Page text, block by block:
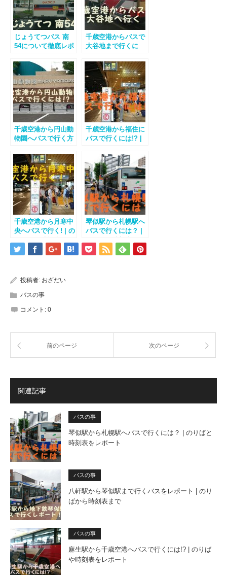
じょうてつバス 南
54について徹底レポ
千歳空港からバスで
大谷地まで行くに
時刻表まで
千歳空港から円山動
物園へバスで行く方
刻表まで
千歳空港から福住に
バスで行くには!? |
で解説!
千歳空港から月寒中
央へバスで行く! | の
解説
琴似駅から札幌駅へ
バスで行くには？ |
ポート
投稿者: おざだい
バスの事
コメント: 0
前のページ 次のページ
関連記事
バスの事
琴似駅から札幌駅へバスで行くには？ | のりばと
時刻表をレポート
バスの事
八軒駅から琴似駅まで行くバスをレポート | のり
ばから時刻表まで
バスの事
麻生駅から千歳空港へバスで行くには!? | のりば
や時刻表をレポート